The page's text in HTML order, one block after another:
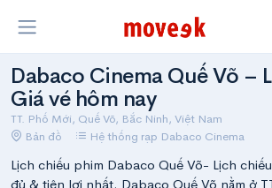
Dabaco Cinema Quế Võ –
Giá vé hôm nay
TT. Phố Mới, Quế Võ, Bắc Ninh, Việt Nam
Bản đồ
Hệ thống rạp Dabaco Cinema
Lịch chiếu phim Dabaco Quế Võ- Lịch
đủ & tiện lợi nhất. Dabaco Quế Võ nằm ở